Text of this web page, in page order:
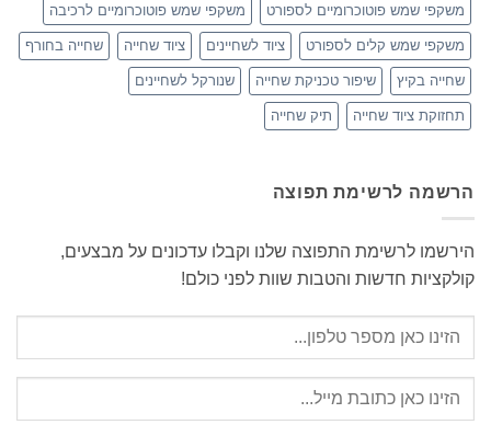
משקפי שמש פוטוכרומיים לספורט משקפי שמש פוטוכרומיים לרכיבה
משקפי שמש קלים לספורט ציוד לשחיינים ציוד שחייה שחייה בחורף
שחייה בקיץ שיפור טכניקת שחייה שנורקל לשחיינים
תחזוקת ציוד שחייה תיק שחייה
הרשמה לרשימת תפוצה
הירשמו לרשימת התפוצה שלנו וקבלו עדכונים על מבצעים,
קולקציות חדשות והטבות שוות לפני כולם!